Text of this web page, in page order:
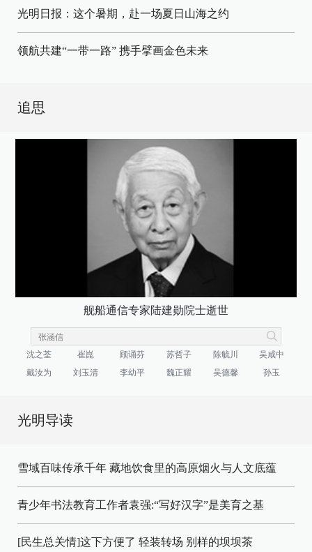
光明日报：这个暑期，赴一场夏日山海之约
领航共建“一带一路” 携手擘画金色未来
追思
舰船通信专家陆建勋院士逝世
沈之荃 崔崑 顾诵芬 苏哲子 陈毓川
吴咸中
戴汝为
刘玉清 李幼平 魏正耀 吴德馨 孙玉
光明导读
雪域百味传承千年 藏地饮食里的高原烟火与人文底蕴
青少年书法教育工作者袁强:“写好汉字”是美育之基
[民生总关情]这下方便了 轻装转场 别样的坝坝茶